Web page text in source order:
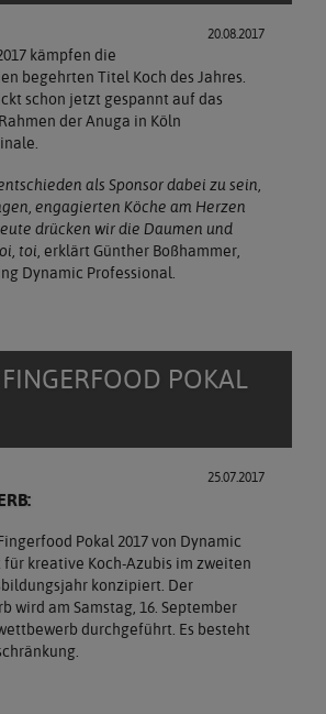
20.08.2017
kämpfen die
begehrten Titel Koch des Jahres.
schon jetzt gespannt auf das
der Anuga in Köln
als Sponsor dabei zu sein,
engagierten Köche am Herzen
drücken wir die Daumen und
toi, erklärt Günther Boßhammer,
Dynamic Professional.
POKAL
25.07.2017
Pokal 2017 von Dynamic
kreative Koch-Azubis im zweiten
konzipiert. Der
wird am Samstag, 16. September
durchgeführt. Es besteht